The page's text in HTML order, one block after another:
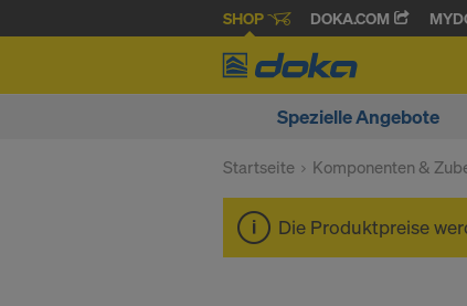
SHOP DOKA.COM
Spezielle Angebote
Startseite Komponenten &
Die Produktpreise